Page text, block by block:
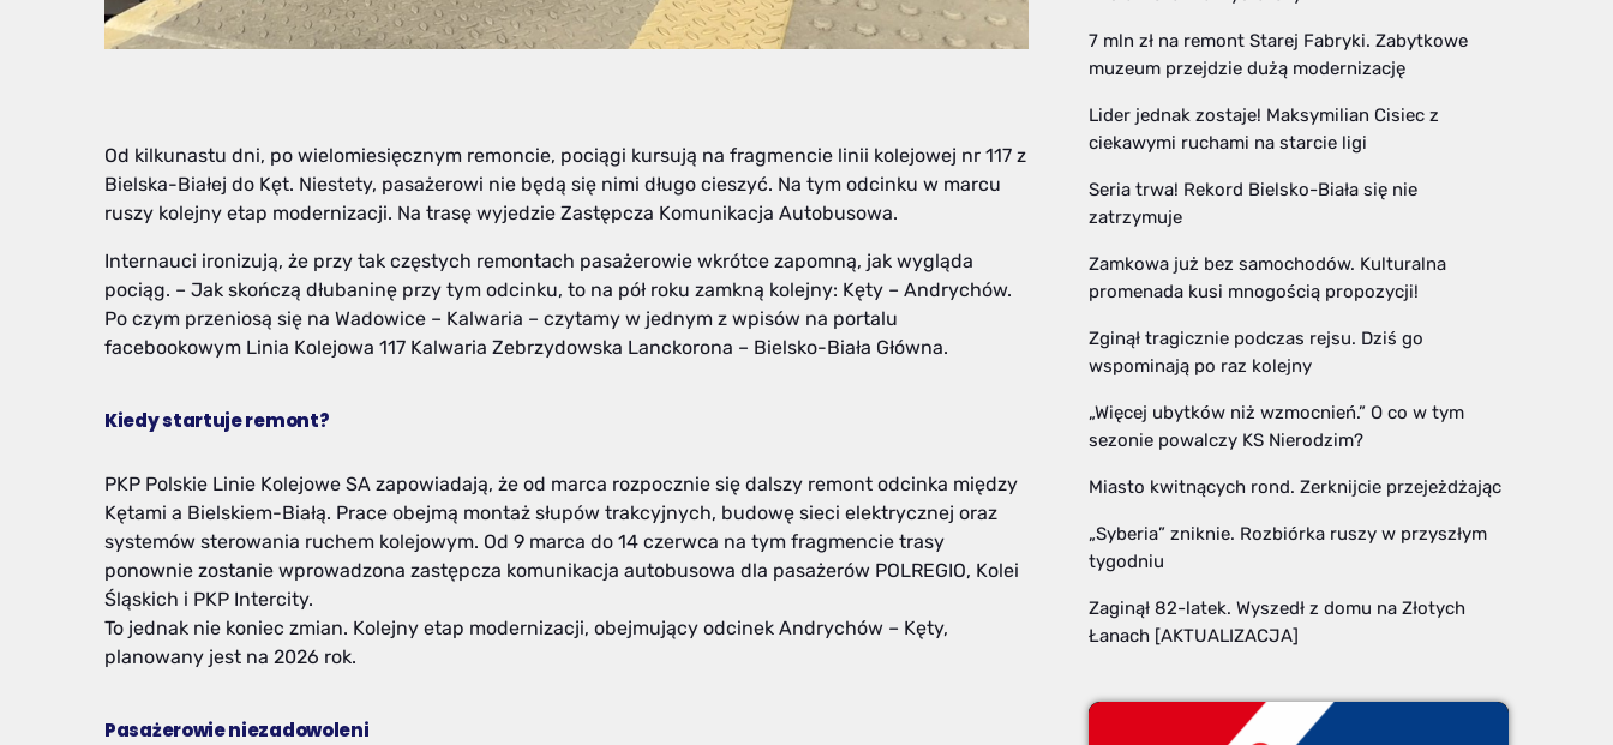
Od kilkunastu dni, po wielomiesięcznym remoncie, pociągi kursują na fragmencie linii kolejowej nr 117 z
Bielska-Białej do Kęt. Niestety, pasażerowi nie będą się nimi długo cieszyć. Na tym odcinku w marcu
ruszy kolejny etap modernizacji. Na trasę wyjedzie Zastępcza Komunikacja Autobusowa.
Internauci ironizują, że przy tak częstych remontach pasażerowie wkrótce zapomną, jak wygląda
pociąg. – Jak skończą dłubaninę przy tym odcinku, to na pół roku zamkną kolejny: Kęty – Andrychów.
Po czym przeniosą się na Wadowice – Kalwaria – czytamy w jednym z wpisów na portalu
facebookowym Linia Kolejowa 117 Kalwaria Zebrzydowska Lanckorona – Bielsko-Biała Główna.
Kiedy startuje remont?
PKP Polskie Linie Kolejowe SA zapowiadają, że od marca rozpocznie się dalszy remont odcinka między
Kętami a Bielskiem-Białą. Prace obejmą montaż słupów trakcyjnych, budowę sieci elektrycznej oraz
systemów sterowania ruchem kolejowym. Od 9 marca do 14 czerwca na tym fragmencie trasy
ponownie zostanie wprowadzona zastępcza komunikacja autobusowa dla pasażerów POLREGIO, Kolei
Śląskich i PKP Intercity.
To jednak nie koniec zmian. Kolejny etap modernizacji, obejmujący odcinek Andrychów – Kęty,
planowany jest na 2026 rok.
Pasażerowie niezadowoleni
7 mln zł na remont Starej Fabryki. Zabytkowe
muzeum przejdzie dużą modernizację
Lider jednak zostaje! Maksymilian Cisiec z
ciekawymi ruchami na starcie ligi
Seria trwa! Rekord Bielsko-Biała się nie
zatrzymuje
Zamkowa już bez samochodów. Kulturalna
promenada kusi mnogością propozycji!
Zginął tragicznie podczas rejsu. Dziś go
wspominają po raz kolejny
„Więcej ubytków niż wzmocnień.” O co w tym
sezonie powalczy KS Nierodzim?
Miasto kwitnących rond. Zerknijcie przejeżdżając
„Syberia” zniknie. Rozbiórka ruszy w przyszłym
tygodniu
Zaginął 82-latek. Wyszedł z domu na Złotych
Łanach [AKTUALIZACJA]